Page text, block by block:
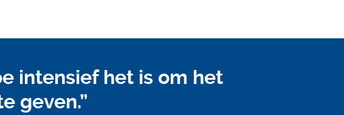
intensief het is om het
geven.”